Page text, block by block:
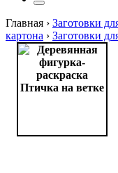
Главная › Заготовки
картона › Заготовки